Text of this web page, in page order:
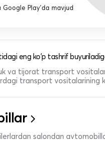
Play'da mavjud
eng ko'p tashrif
va tijorat transport
transport vositalarining
salondan